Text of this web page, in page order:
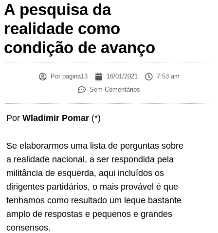
A pesquisa da
realidade como
condição de avanço
Porpagina13 16/01/2021
7:53 am
Sem Comentários
Por Wladimir Pomar (*)
Se elaborarmos uma lista de perguntas sobre
a realidade nacional, a ser respondida pela
militância de esquerda, aqui incluídos os
dirigentes partidários, o mais provável é que
tenhamos como resultado um leque bastante
amplo de respostas e pequenos e grandes
consensos.